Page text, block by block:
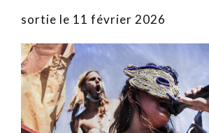
sortie le 11 février 2026